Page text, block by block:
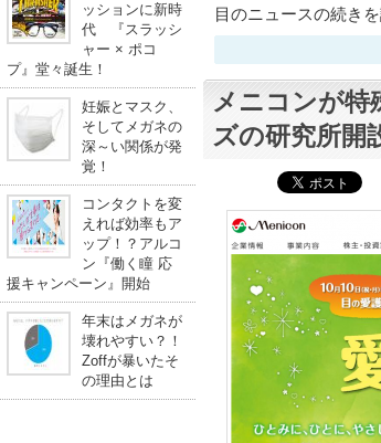
ッションに新時
代 『スラッシ
ャー × ポコ
プ』堂々誕生！
妊娠とマスク、
そしてメガネの
深～い関係が発
覚！
コンタクトを変
えれば効率もア
ップ！？アルコ
ン『働く瞳 応
援キャンペーン』開始
年末はメガネが
壊れやすい？！
Zoffが暴いたそ
の理由とは
目のニュースの続き
メニコンが特
ズの研究所開